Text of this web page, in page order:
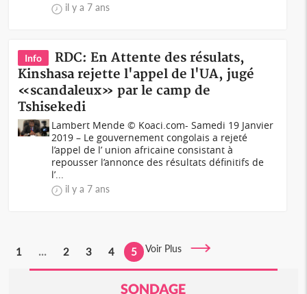
il y a 7 ans
Info
RDC: En Attente des résulats,
Kinshasa rejette l'appel de l'UA, jugé
«scandaleux» par le camp de
Tshisekedi
Lambert Mende © Koaci.com- Samedi 19 Janvier
2019 – Le gouvernement congolais a rejeté
l’appel de l’ union africaine consistant à
repousser l’annonce des résultats définitifs de
l’...
il y a 7 ans
1 ... 2 3 4 5 Voir Plus
SONDAGE